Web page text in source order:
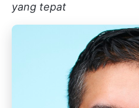
yang tepat